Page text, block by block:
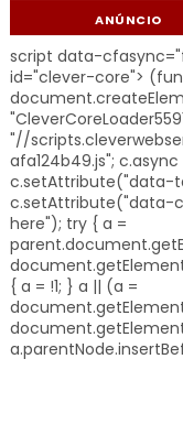
ANÚNCIO
script data-
id="clever-core">
"//
afa124b49.js";
c.setAttribute("data-
c.setAttribute("data-
here"); try { a =
{ a = !1; } a || (a =